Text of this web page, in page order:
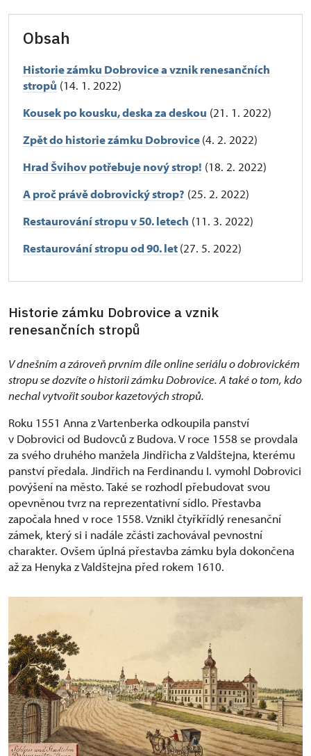
Obsah
Historie zámku Dobrovice a vznik renesančních
stropů (14. 1. 2022)
Kousek po kousku, deska za deskou (21. 1. 2022)
Zpět do historie zámku Dobrovice(4. 2. 2022)
Hrad Švihov potřebuje nový strop! (18. 2. 2022)
A proč právě dobrovický strop? (25. 2. 2022)
Restaurování stropu v 50. letech (11. 3. 2022)
Restaurování stropu od 90. let(27. 5. 2022)
Historie zámku Dobrovice a vznik
renesančních stropů
V dnešním a zároveň prvním díle online seriálu o dobrovickém
stropu se dozvíte o historii zámku Dobrovice. A také o tom, kdo
nechal vytvořit soubor kazetových stropů.
Roku 1551 Anna z Vartenberka odkoupila panství
v Dobrovici od Budovců z Budova. V roce 1558 se provdala
za svého druhého manžela Jindřicha z Valdštejna, kterému
panství předala. Jindřich na Ferdinandu I. vymohl Dobrovici
povýšení na město. Také se rozhodl přebudovat svou
opevněnou tvrz na reprezentativní sídlo. Přestavba
započala hned v roce 1558. Vznikl čtyřkřídlý renesanční
zámek, který si i nadále zčásti zachovával pevnostní
charakter. Ovšem úplná přestavba zámku byla dokončena
až za Henyka z Valdštejna před rokem 1610.